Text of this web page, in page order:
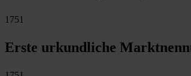
1751
Erste urkundliche